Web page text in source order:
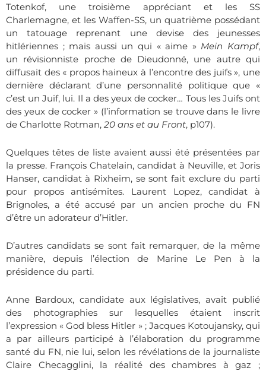
Totenkof, une troisième appréciant et les SS
Charlemagne, et les Waffen-SS, un quatrième possédant
un tatouage reprenant une devise des jeunesses
hitlériennes ; mais aussi un qui « aime » Mein Kampf,
un révisionniste proche de Dieudonné, une autre qui
diffusait des « propos haineux à l’encontre des juifs », une
dernière déclarant d’une personnalité politique que «
c’est un Juif, lui. Il a des yeux de cocker… Tous les Juifs ont
des yeux de cocker » (l’information se trouve dans le livre
de Charlotte Rotman, 20 ans et au Front, p107).
Quelques têtes de liste avaient aussi été présentées par
la presse. François Chatelain, candidat à Neuville, et Joris
Hanser, candidat à Rixheim, se sont fait exclure du parti
pour propos antisémites. Laurent Lopez, candidat à
Brignoles, a été accusé par un ancien proche du FN
d’être un adorateur d’Hitler.
D’autres candidats se sont fait remarquer, de la même
manière, depuis l’élection de Marine Le Pen à la
présidence du parti.
Anne Bardoux, candidate aux législatives, avait publié
des photographies sur lesquelles étaient inscrit
l’expression «God bless Hitler » ; Jacques Kotoujansky, qui
a par ailleurs participé à l’élaboration du programme
santé du FN, nie lui, selon les révélations de la journaliste
Claire Checagglini, la réalité des chambres à gaz ;